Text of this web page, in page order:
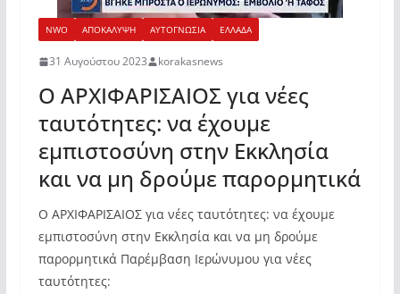
NWO ΑΠΟΚΑΛΥΨΗ ΑΥΤΟΓΝΩΣΙΑ ΕΛΛΑΔΑ
31 Αυγούστου 2023 korakasnews
Ο ΑΡΧΙΦΑΡΙΣΑΙΟΣ για νέες
ταυτότητες: να έχουμε
εμπιστοσύνη στην Εκκλησία
και να μη δρούμε παρορμητικά
Ο ΑΡΧΙΦΑΡΙΣΑΙΟΣ για νέες ταυτότητες: να έχουμε
εμπιστοσύνη στην Εκκλησία και να μη δρούμε
παρορμητικά Παρέμβαση Ιερώνυμου για νέες
ταυτότητες: